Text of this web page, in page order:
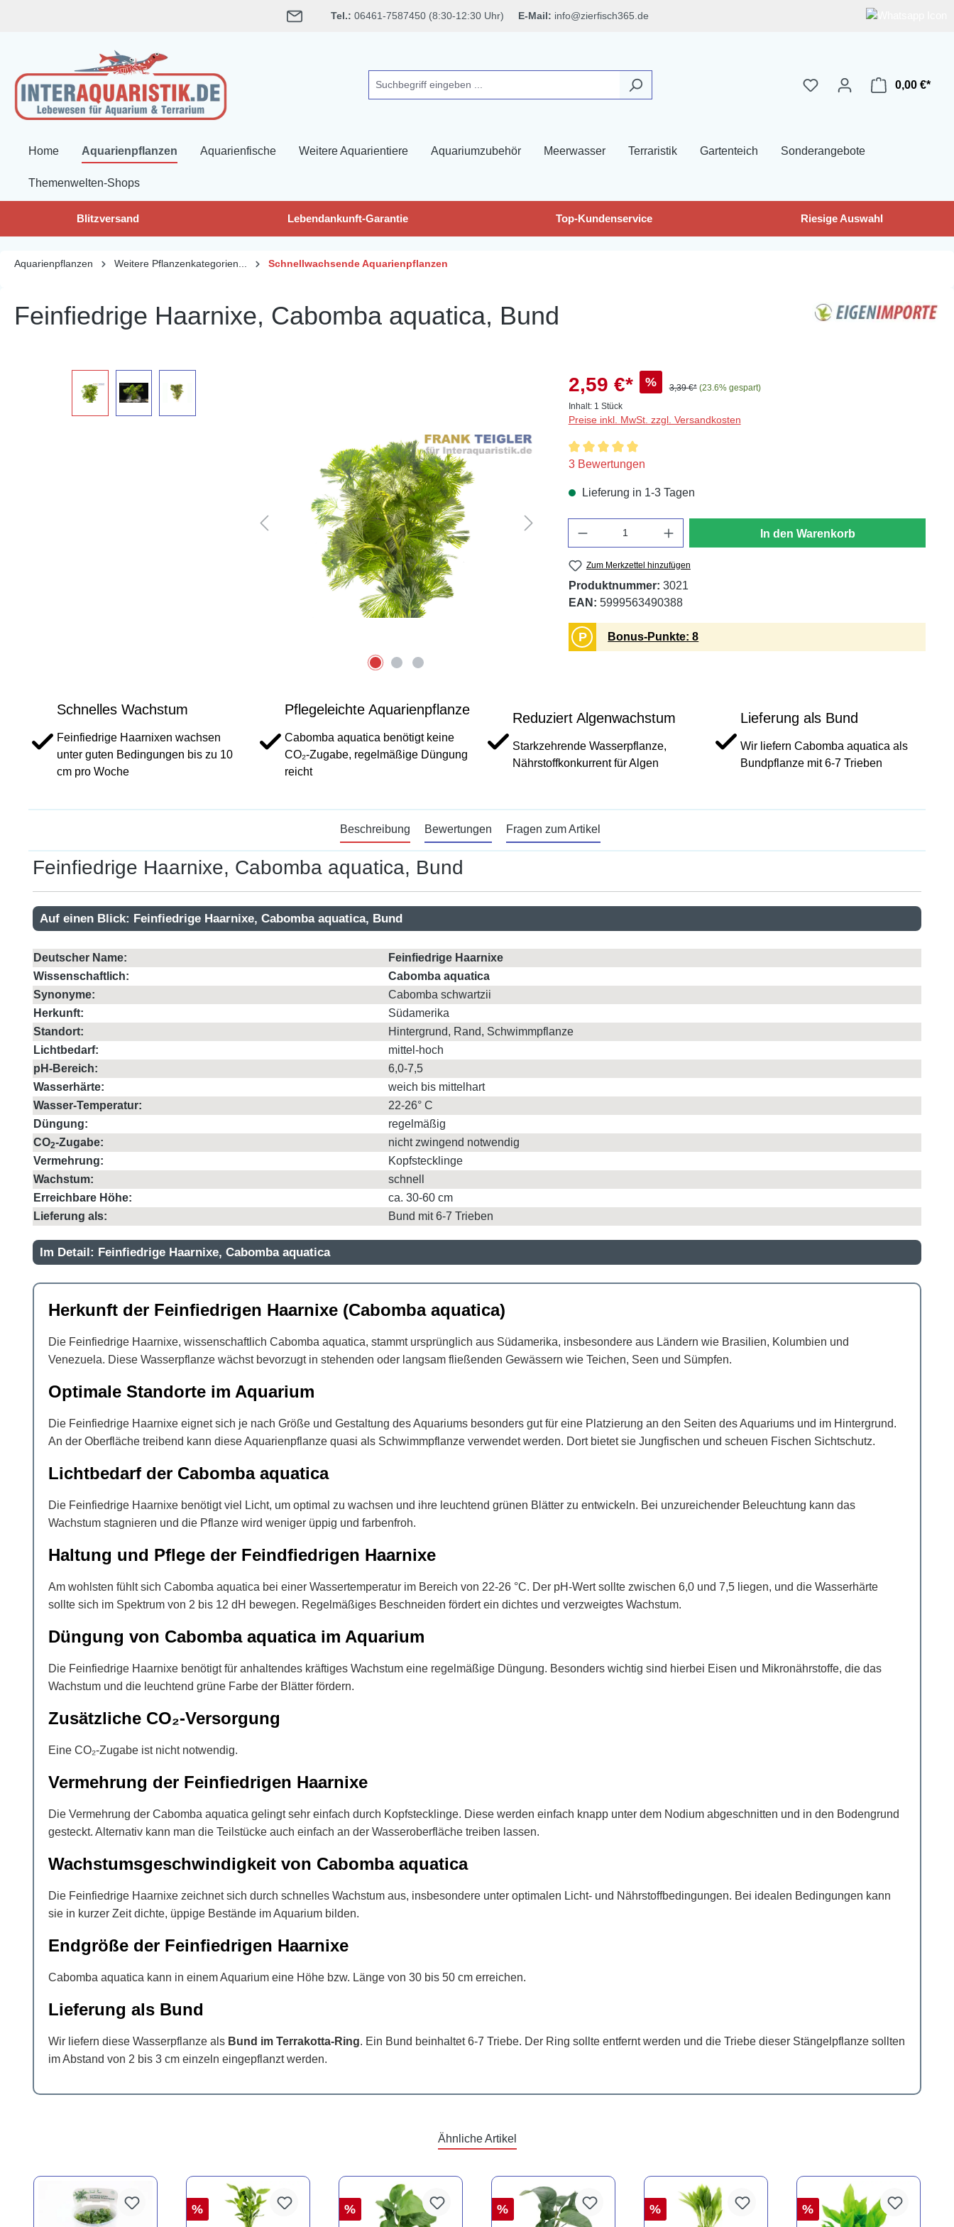
Tel.: 06461-7587450 (8:30-12:30 Uhr) E-Mail: info@zierfisch365.de
0,00 €*
Home Aquarienpflanzen Aquarienfische Weitere Aquarientiere Aquariumzubehör Meerwasser Terraristik Gartenteich Sonderangebote
Themenwelten-Shops
Blitzversand Lebendankunft-Garantie Top-Kundenservice Riesige Auswahl
Aquarienpflanzen Weitere Pflanzenkategorien... Schnellwachsende Aquarienpflanzen
Feinfiedrige Haarnixe, Cabomba aquatica, Bund
2,59 €* % 3,39 €* (23.6% gespart)
Inhalt: 1 Stück
Preise inkl. MwSt. zzgl. Versandkosten
Durchschnittliche Bewertung von 5 von 5 Sternen
3 Bewertungen
Lieferung in 1-3 Tagen
In den Warenkorb
Zum Merkzettel hinzufügen
Produktnummer: 3021
EAN: 5999563490388
P Bonus-Punkte: 8
Schnelles Wachstum
Feinfiedrige Haarnixen wachsen
unter guten Bedingungen bis zu 10
cm pro Woche
Pflegeleichte Aquarienpflanze
Cabomba aquatica benötigt keine
CO₂-Zugabe, regelmäßige Düngung
reicht
Reduziert Algenwachstum
Starkzehrende Wasserpflanze,
Nährstoffkonkurrent für Algen
Lieferung als Bund
Wir liefern Cabomba aquatica als
Bundpflanze mit 6-7 Trieben
Beschreibung Bewertungen Fragen zum Artikel
Feinfiedrige Haarnixe, Cabomba aquatica, Bund
Auf einen Blick: Feinfiedrige Haarnixe, Cabomba aquatica, Bund
Deutscher Name:
Feinfiedrige Haarnixe
Wissenschaftlich:
Cabomba aquatica
Synonyme:
Cabomba schwartzii
Herkunft:
Südamerika
Standort:
Hintergrund, Rand, Schwimmpflanze
Lichtbedarf:
mittel-hoch
pH-Bereich:
6,0-7,5
Wasserhärte:
weich bis mittelhart
Wasser-Temperatur:
22-26° C
Düngung:
regelmäßig
CO2-Zugabe:
nicht zwingend notwendig
Vermehrung:
Kopfstecklinge
Wachstum:
schnell
Erreichbare Höhe:
ca. 30-60 cm
Lieferung als:
Bund mit 6-7 Trieben
Im Detail: Feinfiedrige Haarnixe, Cabomba aquatica
Herkunft der Feinfiedrigen Haarnixe (Cabomba aquatica)
Die Feinfiedrige Haarnixe, wissenschaftlich Cabomba aquatica, stammt ursprünglich aus Südamerika, insbesondere aus Ländern wie Brasilien, Kolumbien und
Venezuela. Diese Wasserpflanze wächst bevorzugt in stehenden oder langsam fließenden Gewässern wie Teichen, Seen und Sümpfen.
Optimale Standorte im Aquarium
Die Feinfiedrige Haarnixe eignet sich je nach Größe und Gestaltung des Aquariums besonders gut für eine Platzierung an den Seiten des Aquariums und im Hintergrund.
An der Oberfläche treibend kann diese Aquarienpflanze quasi als Schwimmpflanze verwendet werden. Dort bietet sie Jungfischen und scheuen Fischen Sichtschutz.
Lichtbedarf der Cabomba aquatica
Die Feinfiedrige Haarnixe benötigt viel Licht, um optimal zu wachsen und ihre leuchtend grünen Blätter zu entwickeln. Bei unzureichender Beleuchtung kann das
Wachstum stagnieren und die Pflanze wird weniger üppig und farbenfroh.
Haltung und Pflege der Feindfiedrigen Haarnixe
Am wohlsten fühlt sich Cabomba aquatica bei einer Wassertemperatur im Bereich von 22-26 °C. Der pH-Wert sollte zwischen 6,0 und 7,5 liegen, und die Wasserhärte
sollte sich im Spektrum von 2 bis 12 dH bewegen. Regelmäßiges Beschneiden fördert ein dichtes und verzweigtes Wachstum.
Düngung von Cabomba aquatica im Aquarium
Die Feinfiedrige Haarnixe benötigt für anhaltendes kräftiges Wachstum eine regelmäßige Düngung. Besonders wichtig sind hierbei Eisen und Mikronährstoffe, die das
Wachstum und die leuchtend grüne Farbe der Blätter fördern.
Zusätzliche CO₂-Versorgung
Eine CO₂-Zugabe ist nicht notwendig.
Vermehrung der Feinfiedrigen Haarnixe
Die Vermehrung der Cabomba aquatica gelingt sehr einfach durch Kopfstecklinge. Diese werden einfach knapp unter dem Nodium abgeschnitten und in den Bodengrund
gesteckt. Alternativ kann man die Teilstücke auch einfach an der Wasseroberfläche treiben lassen.
Wachstumsgeschwindigkeit von Cabomba aquatica
Die Feinfiedrige Haarnixe zeichnet sich durch schnelles Wachstum aus, insbesondere unter optimalen Licht- und Nährstoffbedingungen. Bei idealen Bedingungen kann
sie in kurzer Zeit dichte, üppige Bestände im Aquarium bilden.
Endgröße der Feinfiedrigen Haarnixe
Cabomba aquatica kann in einem Aquarium eine Höhe bzw. Länge von 30 bis 50 cm erreichen.
Lieferung als Bund
Wir liefern diese Wasserpflanze als Bund im Terrakotta-Ring. Ein Bund beinhaltet 6-7 Triebe. Der Ring sollte entfernt werden und die Triebe dieser Stängelpflanze sollten
im Abstand von 2 bis 3 cm einzeln eingepflanzt werden.
Ähnliche Artikel
% % % % %